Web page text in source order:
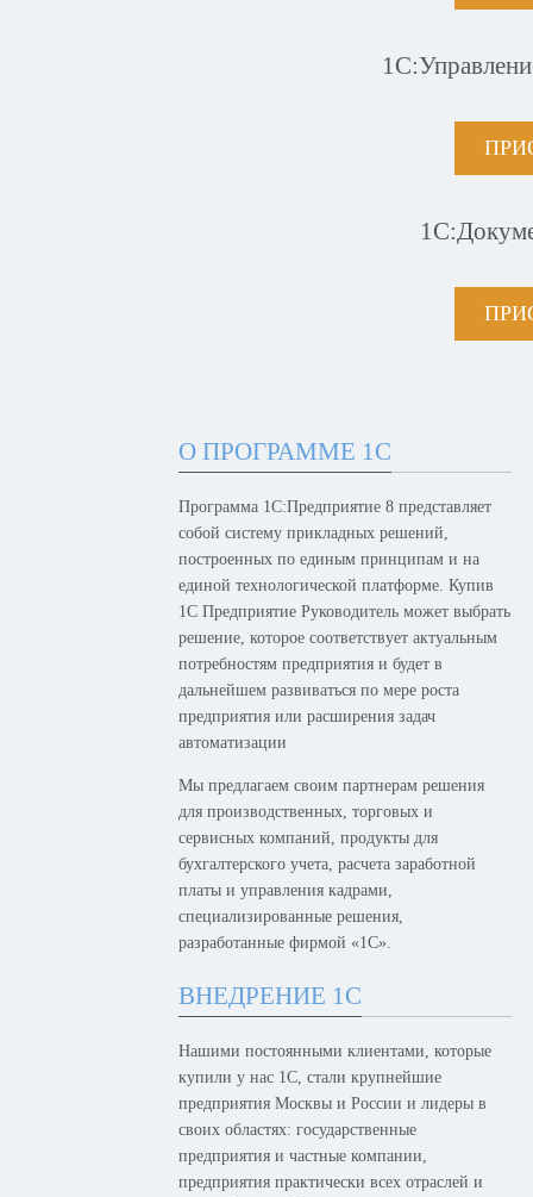
О ПРОГРАММЕ 1С
Программа 1С:Предприятие 8 представляет
собой систему прикладных решений,
построенных по единым принципам и на
единой технологической платформе. Купив
1С Предприятие Руководитель может выбрать
решение, которое соответствует актуальным
потребностям предприятия и будет в
дальнейшем развиваться по мере роста
предприятия или расширения задач
автоматизации
Мы предлагаем своим партнерам решения
для производственных, торговых и
сервисных компаний, продукты для
бухгалтерского учета, расчета заработной
платы и управления кадрами,
специализированные решения,
разработанные фирмой «1С».
ВНЕДРЕНИЕ 1С
Нашими постоянными клиентами, которые
купили у нас 1С, стали крупнейшие
предприятия Москвы и России и лидеры в
своих областях: государственные
предприятия и частные компании,
предприятия практически всех отраслей и